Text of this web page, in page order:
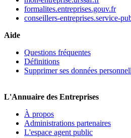
formalites.entreprises.gouv.fr
conseillers-entreprises.service-
Aide
Questions fréquentes
Définitions
Supprimer ses données
L'Annuaire des Entreprises
À propos
Administrations partenaires
L'espace agent public